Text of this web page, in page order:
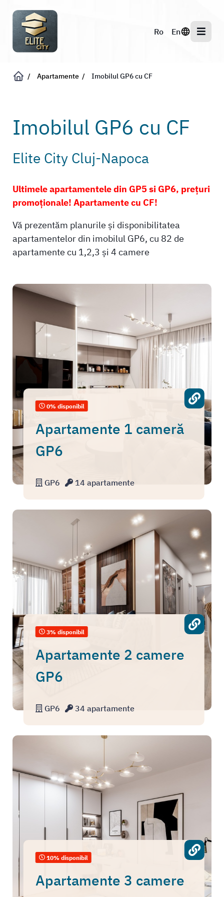
Apartamente Imobilul GP6 cu CF
Imobilul GP6 cu CF
Elite City Cluj-Napoca
Ultimele apartamentele din GP5 si GP6, prețuri
promoționale! Apartamente cu CF!
Vă prezentăm planurile și disponibilitatea
apartamentelor din imobilul GP6, cu 82 de
apartamente cu 1,2,3 și 4 camere
0% disponibil
Apartamente 1 cameră
GP6
GP6 14 apartamente
3% disponibil
Apartamente 2 camere
GP6
GP6 34 apartamente
10% disponibil
Apartamente 3 camere